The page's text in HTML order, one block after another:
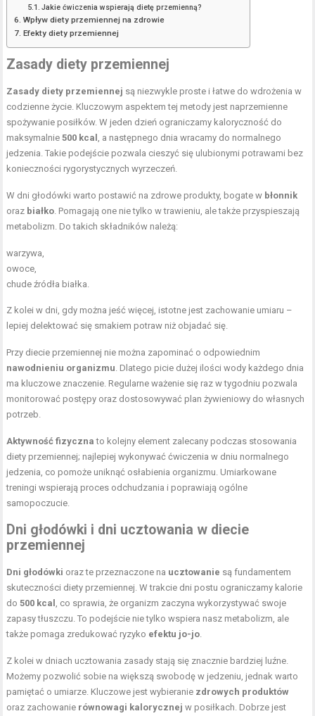
Jakie ćwiczenia wspierają dietę przemienną?
Wpływ diety przemiennej na zdrowie
Efekty diety przemiennej
Zasady diety przemiennej
Zasady diety przemiennej są niezwykle proste i łatwe do wdrożenia w
codzienne życie. Kluczowym aspektem tej metody jest naprzemienne
spożywanie posiłków. W jeden dzień ograniczamy kaloryczność do
maksymalnie500 kcal
, a następnego dnia wracamy do normalnego
jedzenia. Takie podejście pozwala cieszyć się ulubionymi potrawami bez
konieczności rygorystycznych wyrzeczeń.
W dni głodówki warto postawić na zdrowe produkty, bogate w błonnik
oraz białko . Pomagają one nie tylko w trawieniu, ale także przyspieszają
metabolizm. Do takich składników należą:
warzywa,
owoce,
chude źródła białka.
Z kolei w dni, gdy można jeść więcej, istotne jest zachowanie umiaru –
lepiej delektować się smakiem potraw niż objadać się.
Przy diecie przemiennej nie można zapominać o odpowiednim
nawodnieniu organizmu . Dlatego picie dużej ilości wody każdego dnia
ma kluczowe znaczenie. Regularne ważenie się raz w tygodniu pozwala
monitorować postępy oraz dostosowywać plan żywieniowy do własnych
potrzeb.
Aktywność fizyczna to kolejny element zalecany podczas stosowania
diety przemiennej; najlepiej wykonywać ćwiczenia w dniu normalnego
jedzenia, co pomoże uniknąć osłabienia organizmu. Umiarkowane
treningi wspierają proces odchudzania i poprawiają ogólne
samopoczucie.
Dni głodówki i dni ucztowania w diecie
przemiennej
Dni głodówki oraz te przeznaczone na ucztowanie są fundamentem
skuteczności diety przemiennej. W trakcie dni postu ograniczamy kalorie
do500 kcal
, co sprawia, że organizm zaczyna wykorzystywać swoje
zapasy tłuszczu. To podejście nie tylko wspiera nasz metabolizm, ale
także pomaga zredukować ryzyko efektu jo-jo
Z kolei w dniach ucztowania zasady stają się znacznie bardziej luźne.
Możemy pozwolić sobie na większą swobodę w jedzeniu, jednak warto
pamiętać o umiarze. Kluczowe jest wybieranie zdrowych produktów
oraz zachowanie równowagi kalorycznej w posiłkach. Dobrze jest